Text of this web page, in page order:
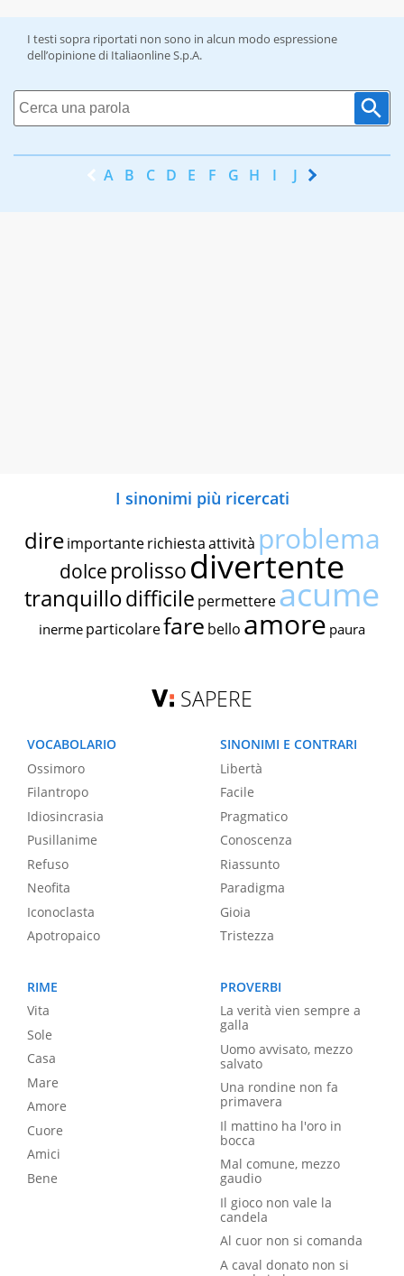
I testi sopra riportati non sono in alcun modo espressione
dell’opinione di Italiaonline S.p.A.
A B C D E F G H I J K
I sinonimi più ricercati
dire importante richiestaattività problema
dolce prolissodivertente
tranquillodifficile permettereacume
inerme particolarefare bello amore paura
SAPERE
VOCABOLARIO
Ossimoro
Filantropo
Idiosincrasia
Pusillanime
Refuso
Neofita
Iconoclasta
Apotropaico
SINONIMI E CONTRARI
Libertà
Facile
Pragmatico
Conoscenza
Riassunto
Paradigma
Gioia
Tristezza
RIME
Vita
Sole
Casa
Mare
Amore
Cuore
Amici
Bene
PROVERBI
La verità vien sempre a
galla
Uomo avvisato, mezzo
salvato
Una rondine non fa
primavera
Il mattino ha l'oro in
bocca
Mal comune, mezzo
gaudio
Il gioco non vale la
candela
Al cuor non si comanda
A caval donato non si